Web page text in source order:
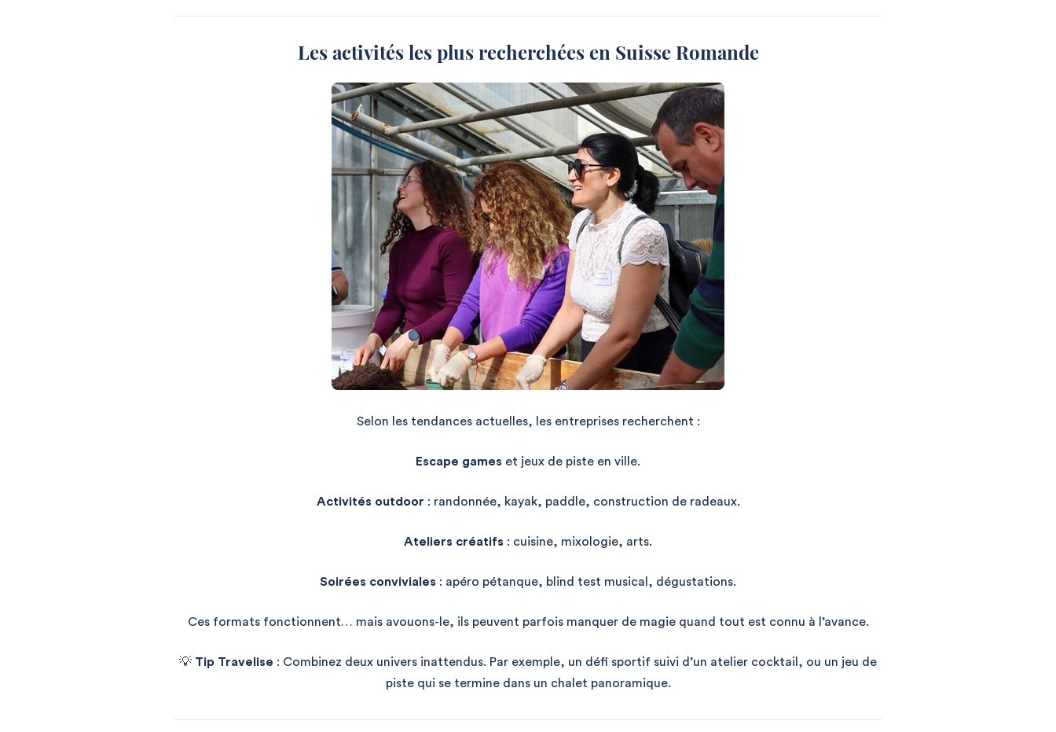
Les activités les plus recherchées en Suisse Romande
Selon les tendances actuelles, les entreprises recherchent :
Escape games et jeux de piste en ville.
Activités outdoor : randonnée, kayak, paddle, construction de radeaux.
Ateliers créatifs : cuisine, mixologie, arts.
Soirées conviviales : apéro pétanque, blind test musical, dégustations.
Ces formats fonctionnent… mais avouons-le, ils peuvent parfois manquer de magie quand tout est connu à l’avance.
💡 Tip Travelise : Combinez deux univers inattendus. Par exemple, un défi sportif suivi d’un atelier cocktail, ou un jeu de
piste qui se termine dans un chalet panoramique.